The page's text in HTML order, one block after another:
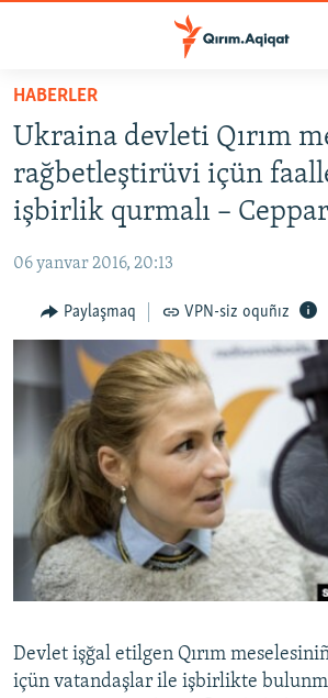
Esas
qaytmaq
Baş
navigatsiyağa
qaytmaq
Qıdıruvğa
qaytmaq
HABERLER
SİYASET
İQTİSADİYAT
MEDENİYET
İNSAN AQLARI
BLOGLAR
FİKİR
Русский
Українською
HABERLER
Ukraina devleti Qırım
rağbetleştirüvi içün
işbirlik qurmalı – Ceppar
06 yanvar 2016, 20:13
Paylaşmaq VPN-siz oquñız
Devlet işğal etilgen Qırım
içün vatandaşlar ile işbirlikte